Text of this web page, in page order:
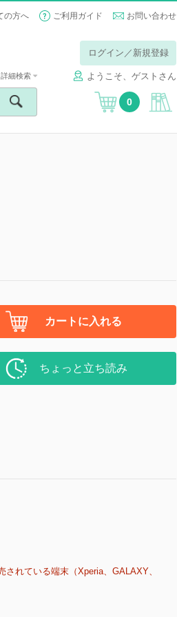
の方へ ご利用ガイド お問い合わせ
ログイン／新規登録
ようこそ、ゲストさん
詳細検索
0
カートに入れる
ちょっと立ち読み
れている端末（Xperia、GALAXY、